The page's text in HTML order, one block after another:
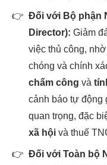
👉 Đối với Bộ phận
Director): Giảm
việc thủ công,
chóng và chính
chấm công và
cảnh báo tự động
quan trọng, đặc
xã hội và thuế
👉 Đối với Toàn bộ